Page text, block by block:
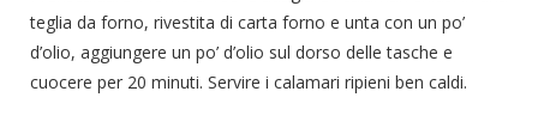
teglia da forno, rivestita di carta forno e unta con un po’
d’olio, aggiungere un po’ d’olio sul dorso delle tasche e
cuocere per 20 minuti. Servire i calamari ripieni ben caldi.